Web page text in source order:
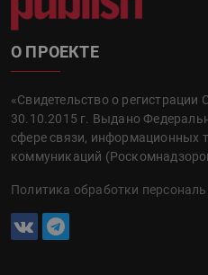
О ПРОЕКТЕ
«Свидетельство о
30.10.2015 г. Выдано
сфере связи, информационных
коммуникаций
Политика обработки